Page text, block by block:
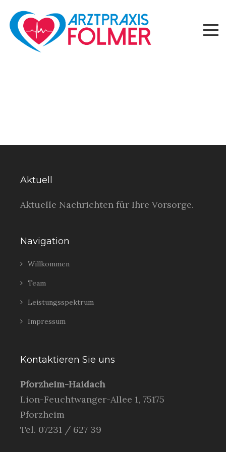
Aktuell
Aktuelle Nachrichten für Ihre Vorsorge.
Navigation
Willkommen
Team
Leistungsspektrum
Impressum
Kontaktieren Sie uns
Pforzheim-Haidach
Lion-Feuchtwanger-Allee 1, 75175
Pforzheim
Tel. 07231 / 627 39